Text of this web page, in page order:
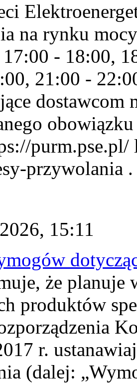
na rynku
17:00 - 18:00,
21:00 -
dostawcom
przywolania
15:11
że planuje
produktów
r.
(dalej: